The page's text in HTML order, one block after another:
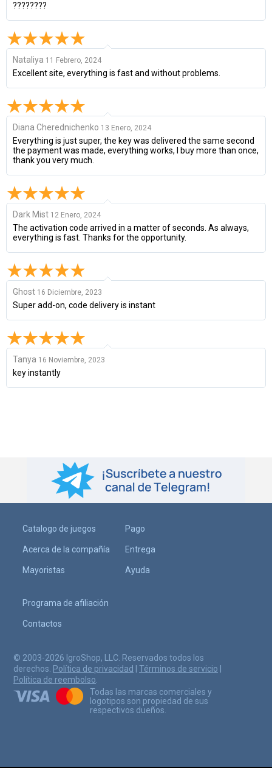
????????
Nataliya 11 Febrero, 2024
Excellent site, everything is fast and without problems.
Diana Cherednichenko 13 Enero, 2024
Everything is just super, the key was delivered the same second
the payment was made, everything works, I buy more than once,
thank you very much.
Dark Mist 12 Enero, 2024
The activation code arrived in a matter of seconds. As always,
everything is fast. Thanks for the opportunity.
Ghost 16 Diciembre, 2023
Super add-on, code delivery is instant
Tanya 16 Noviembre, 2023
key instantly
Catalogo de juegos
Acerca de la compañía
Mayoristas
Pago
Entrega
Ayuda
Programa de afiliación
Contactos
© 2003-2026 IgroShop, LLC. Reservados todos los
derechos. Política de privacidad Términos de servicio
Política de reembolso
Todas las marcas comerciales y
logotipos son propiedad de sus
respectivos dueños.